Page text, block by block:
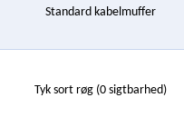
Standard kabelmuffer
Tyk sort røg (0 sigtbarhed)